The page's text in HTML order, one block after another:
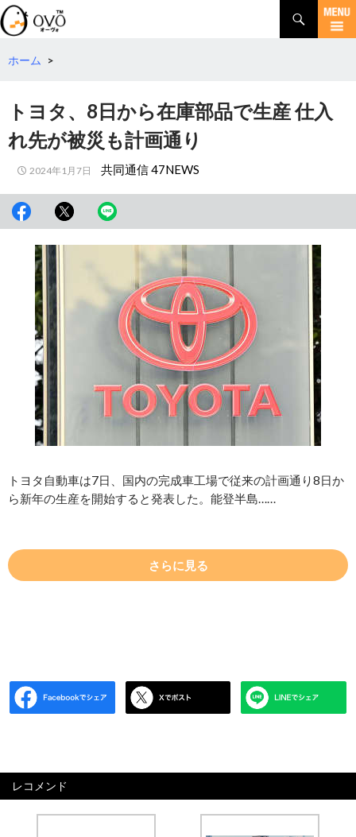
検
索
コ
テ
動
ホーム >
トヨタ、8日から在庫部品で生産 仕入
れ先が被災も計画通り
2024年1月7日 共同通信 47NEWS
トヨタ自動車は7日、国内の完成車工場で従来の計画通り8日か
ら新年の生産を開始すると発表した。能登半島……
さらに見る
レコメンド